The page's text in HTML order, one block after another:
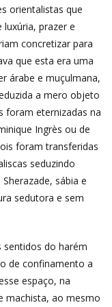
orientalistas que
prazer e
concretizar para
que esta era uma
árabe e muçulmana,
a mero objeto
foram eternizadas na
Ingrès ou de
foram transferidas
seduzindo
sábia e
sedutora e sem
sentidos do harém
de confinamento a
espaço, na
machista, ao mesmo